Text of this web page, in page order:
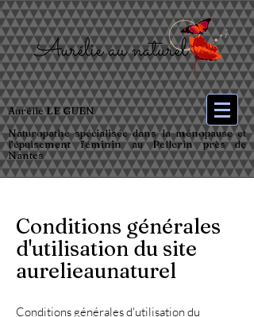
Aurélie LE GUEN
Naturopathe spécialisée dans la ménopause et
l’épuisement féminin au Pellerin près de
Nantes
Conditions générales
d'utilisation du site
aurelieaunaturel
Conditions générales d'utilisation du